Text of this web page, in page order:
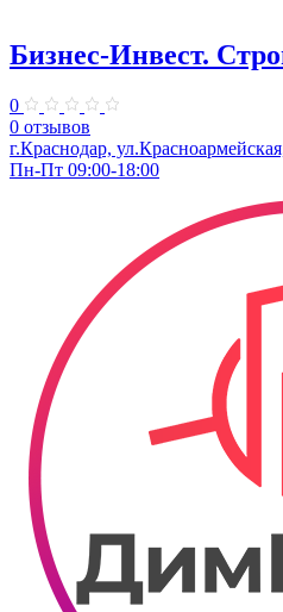
Бизнес-Инвест.
0
0 отзывов
г.Краснодар,
Пн-Пт 09:00-18:00